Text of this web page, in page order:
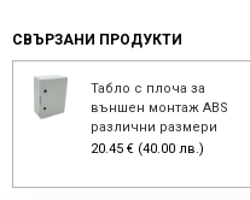
СВЪРЗАНИ ПРОДУКТИ
Табло с плоча за
външен монтаж ABS
различни размери
20.45 € (40.00 лв.)